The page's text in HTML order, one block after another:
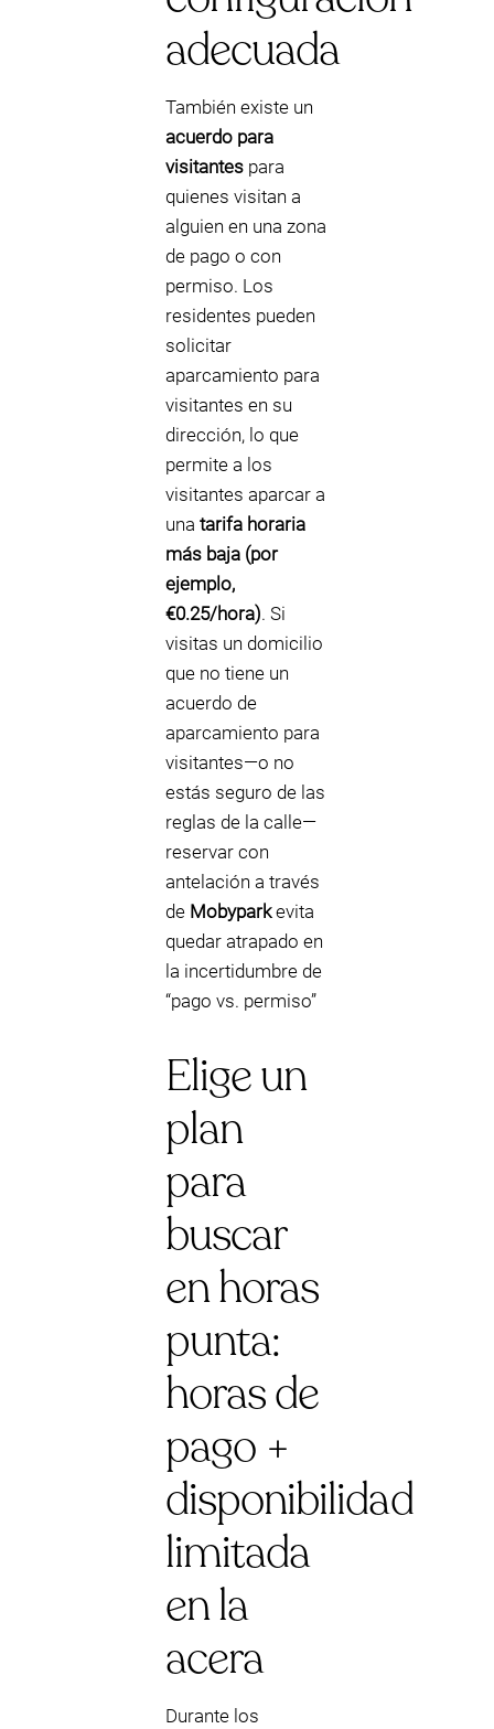
adecuada
También existe un
acuerdo para
visitantes para
quienes visitan a
alguien en una zona
de pago o con
permiso. Los
residentes pueden
solicitar
aparcamiento para
visitantes en su
dirección, lo que
permite a los
visitantes aparcar a
una tarifa horaria
más baja (por
ejemplo,
€0.25/hora). Si
visitas un domicilio
que no tiene un
acuerdo de
aparcamiento para
visitantes—o no
estás seguro de las
reglas de la calle—
reservar con
antelación a través
de Mobyparkevita
quedar atrapado en
la incertidumbre de
“pago vs. permiso”
Elige un
plan
para
buscar
en horas
punta:
horas de
pago +
disponibilidad
limitada
en la
acera
Durante los